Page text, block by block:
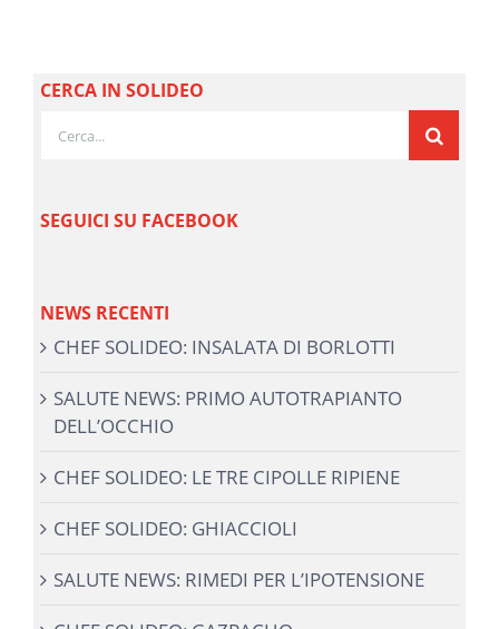
CERCA IN SOLIDEO
SEGUICI SU FACEBOOK
NEWS RECENTI
CHEF SOLIDEO: INSALATA DI BORLOTTI
SALUTE NEWS: PRIMO AUTOTRAPIANTO
DELL’OCCHIO
CHEF SOLIDEO: LE TRE CIPOLLE RIPIENE
CHEF SOLIDEO: GHIACCIOLI
SALUTE NEWS: RIMEDI PER L’IPOTENSIONE